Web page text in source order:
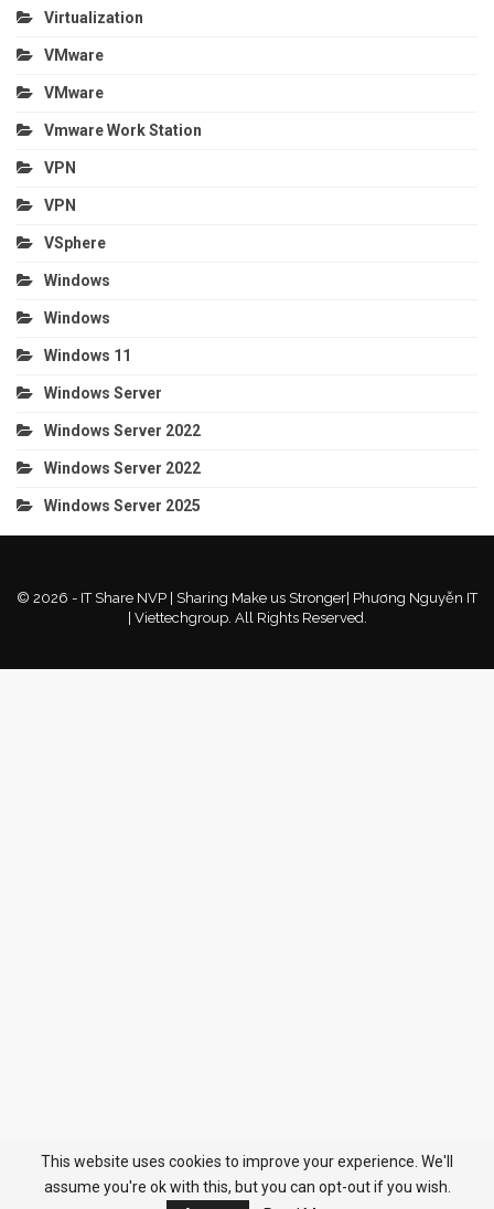
Virtualization
VMware
VMware
Vmware Work Station
VPN
VPN
VSphere
Windows
Windows
Windows 11
Windows Server
Windows Server 2022
Windows Server 2022
Windows Server 2025
© 2026 - IT Share NVP | Sharing Make us Stronger| Phương Nguyễn IT
| Viettechgroup. All Rights Reserved.
This website uses cookies to improve your experience. We'll
assume you're ok with this, but you can opt-out if you wish.